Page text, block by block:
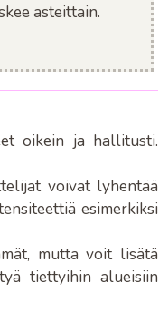
asteittain.
oikein ja hallitusti.
voivat lyhentää
esimerkiksi
mutta voit lisätä
tiettyihin alueisiin